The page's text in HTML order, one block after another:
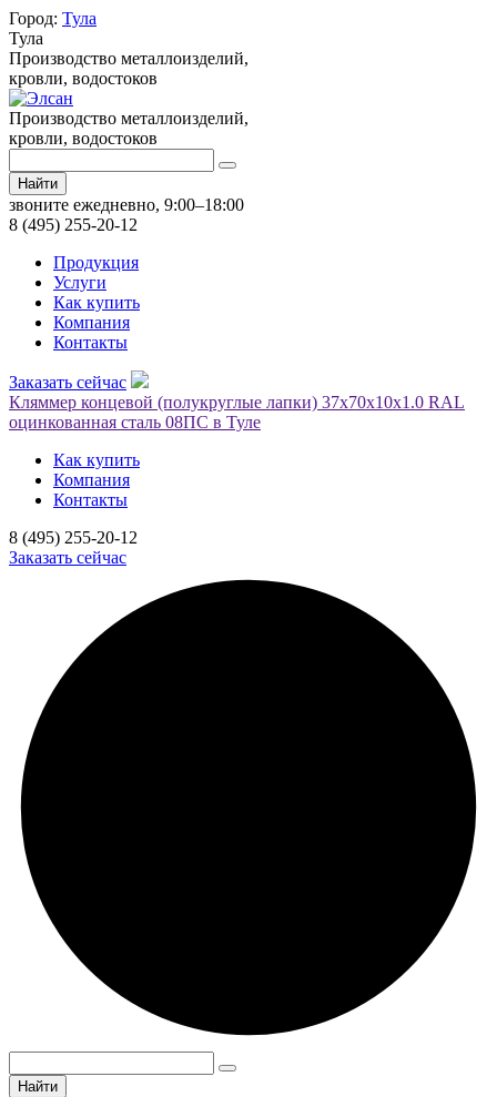
Город: Тула
Тула
Производство металлоизделий,
кровли, водостоков
Производство металлоизделий,
кровли, водостоков
Найти
звоните ежедневно, 9:00–18:00
8 (495) 255-20-12
Продукция
Услуги
Как купить
Компания
Контакты
Заказать сейчас
Кляммер концевой (полукруглые лапки) 37х70х10х1.0 RAL
оцинкованная сталь 08ПС в Туле
Как купить
Компания
Контакты
8 (495) 255-20-12
Заказать сейчас
Найти